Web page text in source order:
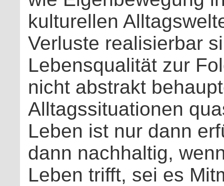
kulturellen
Verluste realisierbar
Lebensqualität zur
nicht abstrakt
Alltagssituationen
Leben ist nur dann
dann nachhaltig,
Leben trifft, sei es